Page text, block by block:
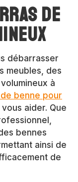
de
débarrasser
meubles, des
à
benne pour
aider. Que
bennes
ainsi de
de